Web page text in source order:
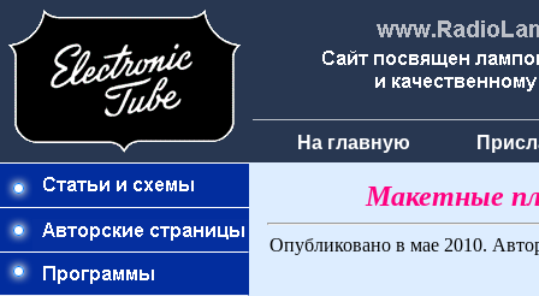
На главную
Макетные
Oпубликовано в мае 2010.